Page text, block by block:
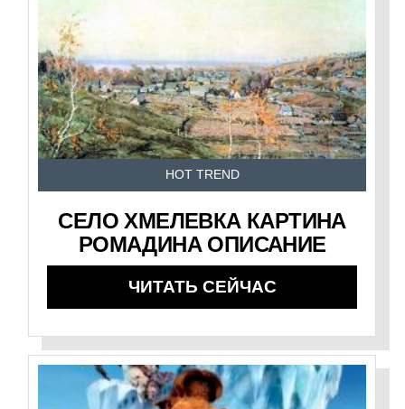
HOT TREND
СЕЛО ХМЕЛЕВКА КАРТИНА
РОМАДИНА ОПИСАНИЕ
ЧИТАТЬ СЕЙЧАС